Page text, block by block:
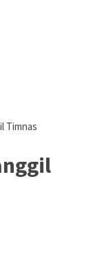
Timnas